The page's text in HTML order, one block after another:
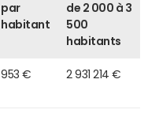
par
habitant
de 2 000 à 3
500
habitants
953 € 2 931 214 €